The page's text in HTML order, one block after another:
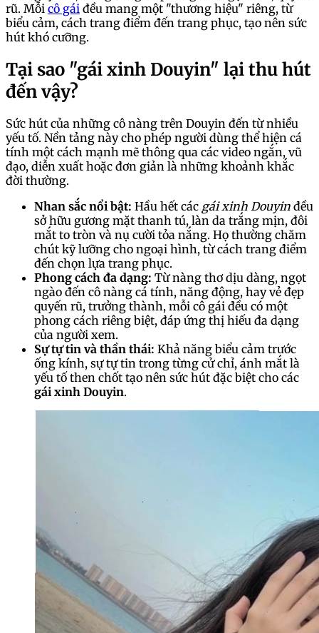
rũ. Mỗi cô gái đều mang một "thương hiệu" riêng, từ
biểu cảm, cách trang điểm đến trang phục, tạo nên sức
hút khó cưỡng.
Tại sao "gái xinh Douyin" lại thu hút
đến vậy?
Sức hút của những cô nàng trên Douyin đến từ nhiều
yếu tố. Nền tảng này cho phép người dùng thể hiện cá
tính một cách mạnh mẽ thông qua các video ngắn, vũ
đạo, diễn xuất hoặc đơn giản là những khoảnh khắc
đời thường.
Nhan sắc nổi bật: Hầu hết các gái xinh Douyin đều
sở hữu gương mặt thanh tú, làn da trắng mịn, đôi
mắt to tròn và nụ cười tỏa nắng. Họ thường chăm
chút kỹ lưỡng cho ngoại hình, từ cách trang điểm
đến chọn lựa trang phục.
Phong cách đa dạng: Từ nàng thơ dịu dàng, ngọt
ngào đến cô nàng cá tính, năng động, hay vẻ đẹp
quyến rũ, trưởng thành, mỗi cô gái đều có một
phong cách riêng biệt, đáp ứng thị hiếu đa dạng
của người xem.
Sự tự tin và thần thái: Khả năng biểu cảm trước
ống kính, sự tự tin trong từng cử chỉ, ánh mắt là
yếu tố then chốt tạo nên sức hút đặc biệt cho các
gái xinh Douyin.